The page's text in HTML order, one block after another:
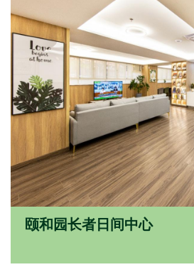
颐和园长者日间中心